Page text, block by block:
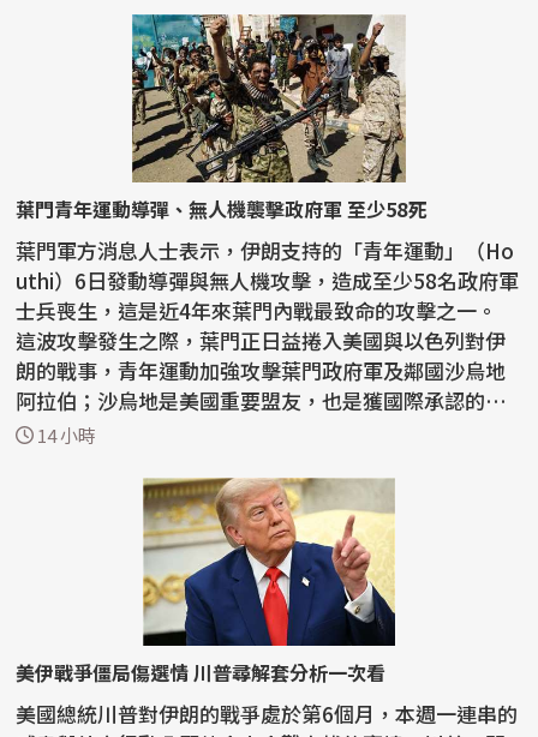
葉門青年運動導彈、無人機襲擊政府軍 至少58死
葉門軍方消息人士表示，伊朗支持的「青年運動」（Ho
uthi）6日發動導彈與無人機攻擊，造成至少58名政府軍
士兵喪生，這是近4年來葉門內戰最致命的攻擊之一。
這波攻擊發生之際，葉門正日益捲入美國與以色列對伊
朗的戰事，青年運動加強攻擊葉門政府軍及鄰國沙烏地
阿拉伯；沙烏地是美國重要盟友，也是獲國際承認的葉
門...14 小時
美伊戰爭僵局傷選情 川普尋解套分析一次看
美國總統川普對伊朗的戰爭處於第6個月，本週一連串的